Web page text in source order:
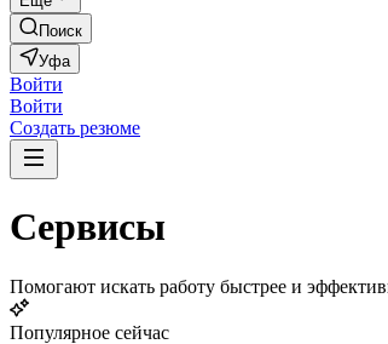
Поиск
Уфа
Войти
Войти
Создать резюме
Сервисы
Помогают искать работу быстрее и
Популярное сейчас